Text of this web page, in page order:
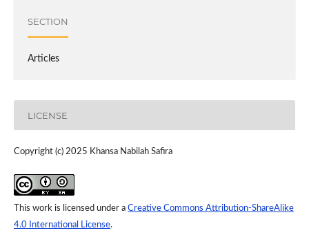
SECTION
Articles
LICENSE
Copyright (c) 2025 Khansa Nabilah Safira
This work is licensed under a Creative Commons Attribution-ShareAlike
4.0 International License.